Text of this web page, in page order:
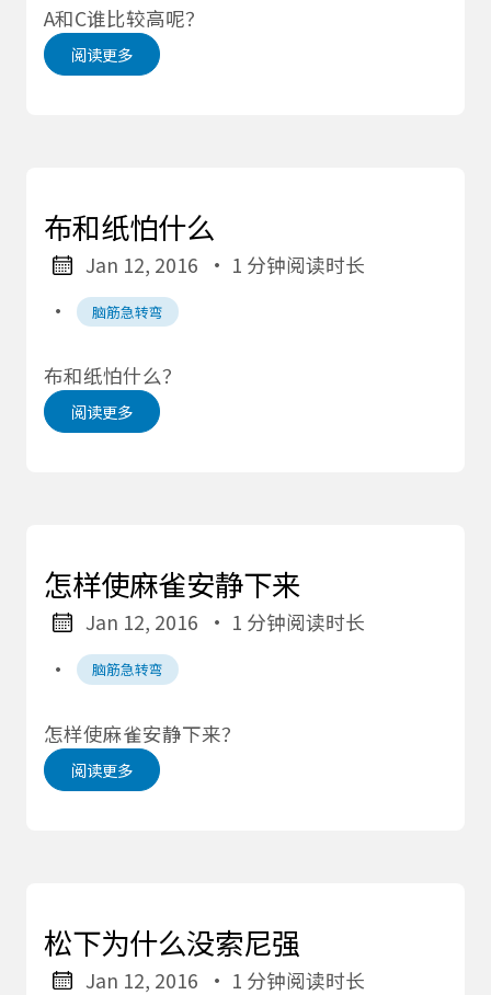
A和C谁比较高呢？
阅读更多
布和纸怕什么
Jan 12, 2016
· 1 分钟阅读时长
·
脑筋急转弯
布和纸怕什么？
阅读更多
怎样使麻雀安静下来
Jan 12, 2016
· 1 分钟阅读时长
·
脑筋急转弯
怎样使麻雀安静下来？
阅读更多
松下为什么没索尼强
Jan 12, 2016
· 1 分钟阅读时长